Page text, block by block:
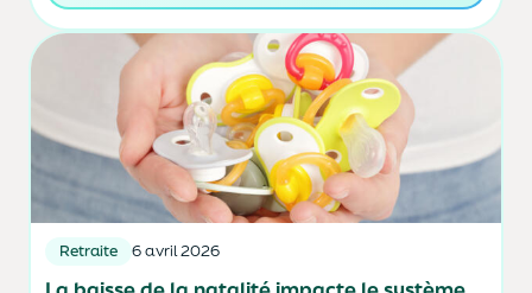
Retraite 6 avril 2026